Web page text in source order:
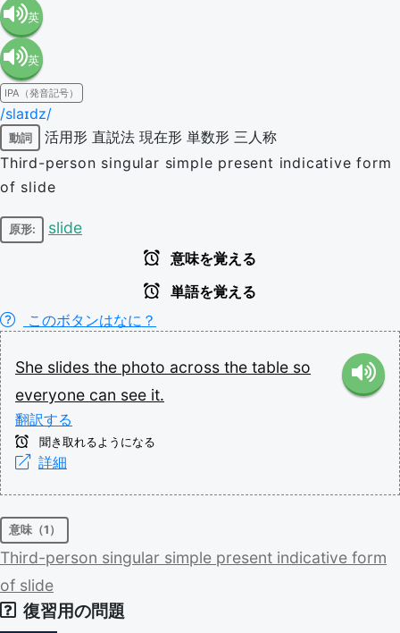
英
語（米
国）
(en-US)
英
語（イ
ギリ
(en-GB)
IPA（発音記号）
/slaɪdz/
動詞 活用形 直説法 現在形 単数形 三人称
Third-person singular simple present indicative form
of slide
原形: slide
意味を覚える
単語を覚える
このボタンはなに？
She slides the photo across the table so
everyone can see it.
翻訳する
聞き取れるようになる
詳細
意味（1）
Third-person singular simple present indicative form
of slide
復習用の問題